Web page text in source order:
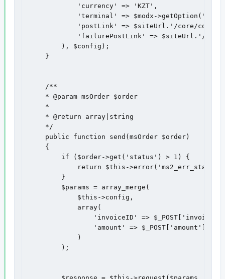
            'currency' => 'KZT',
'terminal' => $modx-
'postLink' => $siteUrl.'/core/
'failurePostLink' => $siteUrl.'/
        ), $config);
    }
    /**
    * @param msOrder $order
    *
    * @return array|string
    */
    public function send(msOrder $order)
    {
        if ($order->get('status') > 1) {
return $this-
        }
        $params = array_merge(
            $this->config,
            array(
'invoiceID' =>
'amount' =>
            )
        );